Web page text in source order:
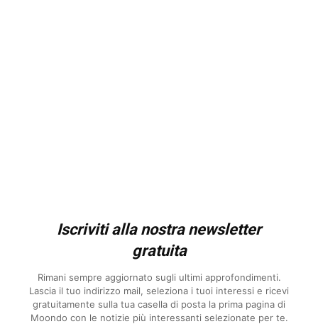
Iscriviti alla nostra newsletter
gratuita
Rimani sempre aggiornato sugli ultimi approfondimenti.
Lascia il tuo indirizzo mail, seleziona i tuoi interessi e ricevi
gratuitamente sulla tua casella di posta la prima pagina di
Moondo con le notizie più interessanti selezionate per te.